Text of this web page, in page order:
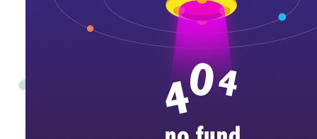
枝
3月15日上午10时，枝江酒业行政大楼二楼会议室，常务副
人，分别对前一日的销售发货进度、生产计划落实、物料采购